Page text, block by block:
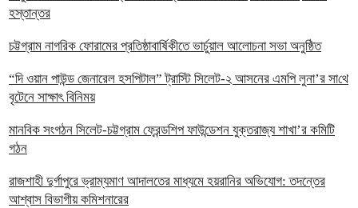
হস্তান্তর
চট্টগ্রাম নাগরিক ফোরামের প্রতিষ্ঠাবার্ষিকীতে ভার্চুয়াল আলোচনা সভা অনুষ্ঠিত
“দি ওয়ান পাউন্ড জেনারেল হসপিটাল” ট্রাস্টি সিলেট-২ আসনের এমপি লুনা’র সা‌থে
বৃটেনে সাক্ষাৎ বিনিময়
মানবিক সংগঠন সিলেট-চট্টগ্রাম ফ্রেন্ডশিপ ফাউন্ডেশন যুক্তরাজ্য শাখা’র কমিটি
গঠন
রাজশাহী দুর্গাপুরে ভ্রাম্যমাণ আদালতের মাধ্যমে হয়রানির অভিযোগ: তদন্তের
আশ্বাস বিভাগীয় কমিশনারের